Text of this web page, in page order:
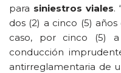
para siniestros viales.
dos (2) a cinco (5)
caso, por cinco (5)
conducción
antirreglamentaria de